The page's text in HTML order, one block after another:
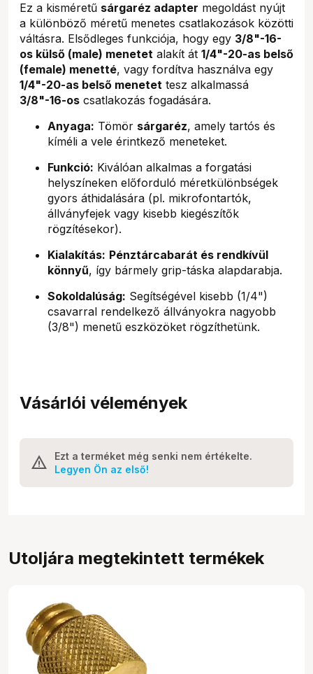
Ez a kisméretű sárgaréz adapter megoldást nyújt
a különböző méretű menetes csatlakozások közötti
váltásra. Elsődleges funkciója, hogy egy 3/8"-16-
os külső (male) menetet alakít át 1/4"-20-as belső
(female) menetté, vagy fordítva használva egy
1/4"-20-as belső menetet tesz alkalmassá
3/8"-16-os csatlakozás fogadására.
Anyaga: Tömör sárgaréz, amely tartós és
kíméli a vele érintkező meneteket.
Funkció: Kiválóan alkalmas a forgatási
helyszíneken előforduló méretkülönbségek
gyors áthidalására (pl. mikrofontartók,
állványfejek vagy kisebb kiegészítők
rögzítésekor).
Kialakítás: Pénztárcabarát és rendkívül
könnyű, így bármely grip-táska alapdarabja.
Sokoldalúság: Segítségével kisebb (1/4")
csavarral rendelkező állványokra nagyobb
(3/8") menetű eszközöket rögzíthetünk.
Vásárlói vélemények
Ezt a terméket még senki nem értékelte.
Legyen Ön az első!
Utoljára megtekintett termékek